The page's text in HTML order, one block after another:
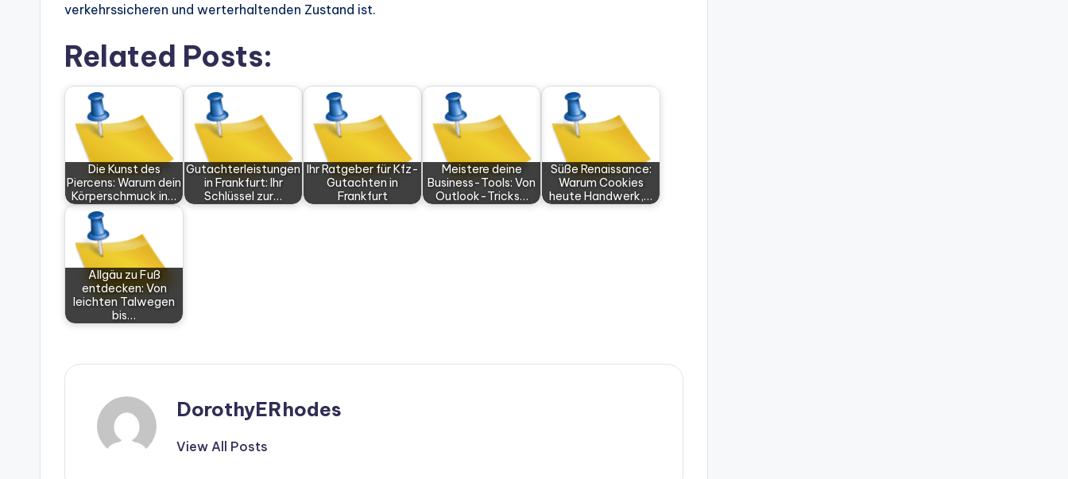
verkehrssicheren und werterhaltenden Zustand ist.
Related Posts:
Die Kunst des
Piercens: Warum dein
Körperschmuck in…
Gutachterleistungen
in Frankfurt: Ihr
Schlüssel zur…
Ihr Ratgeber für Kfz-
Gutachten in
Frankfurt
Meistere deine
Business-Tools: Von
Outlook-Tricks…
Süße Renaissance:
Warum Cookies
heute Handwerk,…
Allgäu zu Fuß
entdecken: Von
leichten Talwegen
bis…
DorothyERhodes
View All Posts